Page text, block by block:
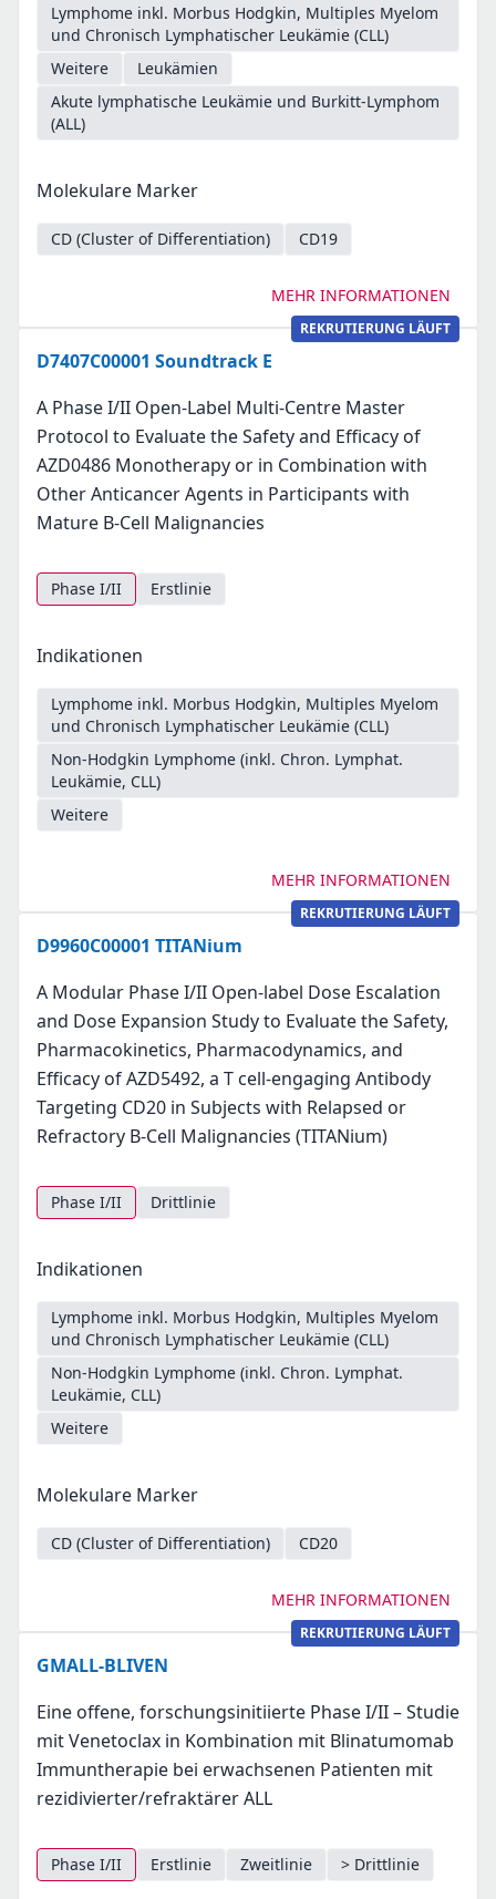
Lymphome inkl. Morbus Hodgkin, Multiples Myelom
und Chronisch Lymphatischer Leukämie (CLL)
Weitere
Leukämien
Akute lymphatische Leukämie und Burkitt-Lymphom
(ALL)
Molekulare Marker
CD (Cluster of Differentiation) CD19
MEHR INFORMATIONEN
REKRUTIERUNG LÄUFT
D7407C00001 Soundtrack E
A Phase I/II Open-Label Multi-Centre Master
Protocol to Evaluate the Safety and Efficacy of
AZD0486 Monotherapy or in Combination with
Other Anticancer Agents in Participants with
Mature B-Cell Malignancies
Phase I/II Erstlinie
Indikationen
Lymphome inkl. Morbus Hodgkin, Multiples Myelom
und Chronisch Lymphatischer Leukämie (CLL)
Non-Hodgkin Lymphome (inkl. Chron. Lymphat.
Leukämie, CLL)
Weitere
MEHR INFORMATIONEN
REKRUTIERUNG LÄUFT
D9960C00001 TITANium
A Modular Phase I/II Open-label Dose Escalation
and Dose Expansion Study to Evaluate the Safety,
Pharmacokinetics, Pharmacodynamics, and
Efficacy of AZD5492, a T cell-engaging Antibody
Targeting CD20 in Subjects with Relapsed or
Refractory B-Cell Malignancies (TITANium)
Phase I/II Drittlinie
Indikationen
Lymphome inkl. Morbus Hodgkin, Multiples Myelom
und Chronisch Lymphatischer Leukämie (CLL)
Non-Hodgkin Lymphome (inkl. Chron. Lymphat.
Leukämie, CLL)
Weitere
Molekulare Marker
CD (Cluster of Differentiation) CD20
MEHR INFORMATIONEN
REKRUTIERUNG LÄUFT
GMALL-BLIVEN
Eine offene, forschungsinitiierte Phase I/II – Studie
mit Venetoclax in Kombination mit Blinatumomab
Immuntherapie bei erwachsenen Patienten mit
rezidivierter/refraktärer ALL
Phase I/II Erstlinie Zweitlinie > Drittlinie